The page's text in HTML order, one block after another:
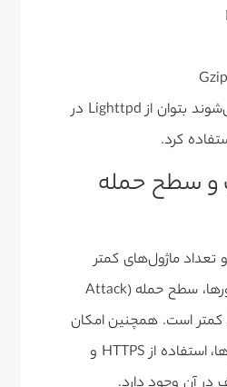
این قابلیت‌ها باعث می‌شوند بتوان از Lighttpd در
کرد.
و سطح حمله
ماژول‌های کمتر
نسبت به برخی وب‌سرورها، سطح حمله (Attack
Surface) در Lighttpd کمتر است. همچنین امکان
محدودسازی دسترسی‌ها، استفاده از HTTPS و